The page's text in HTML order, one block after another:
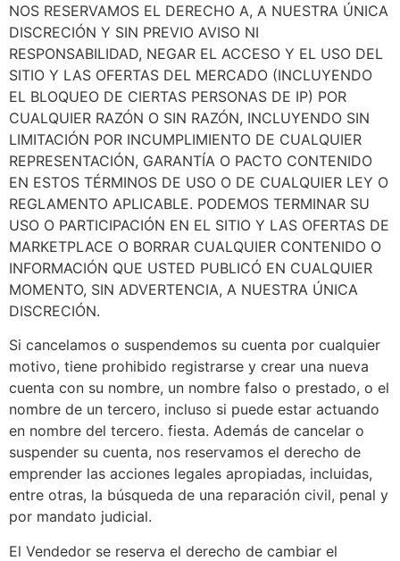
NOS RESERVAMOS EL DERECHO A, A NUESTRA ÚNICA
DISCRECIÓN Y SIN PREVIO AVISO NI
RESPONSABILIDAD, NEGAR EL ACCESO Y EL USO DEL
SITIO Y LAS OFERTAS DEL MERCADO (INCLUYENDO
EL BLOQUEO DE CIERTAS PERSONAS DE IP) POR
CUALQUIER RAZÓN O SIN RAZÓN, INCLUYENDO SIN
LIMITACIÓN POR INCUMPLIMIENTO DE CUALQUIER
REPRESENTACIÓN, GARANTÍA O PACTO CONTENIDO
EN ESTOS TÉRMINOS DE USO O DE CUALQUIER LEY O
REGLAMENTO APLICABLE. PODEMOS TERMINAR SU
USO O PARTICIPACIÓN EN EL SITIO Y LAS OFERTAS DE
MARKETPLACE O BORRAR CUALQUIER CONTENIDO O
INFORMACIÓN QUE USTED PUBLICÓ EN CUALQUIER
MOMENTO, SIN ADVERTENCIA, A NUESTRA ÚNICA
DISCRECIÓN.
Si cancelamos o suspendemos su cuenta por cualquier
motivo, tiene prohibido registrarse y crear una nueva
cuenta con su nombre, un nombre falso o prestado, o el
nombre de un tercero, incluso si puede estar actuando
en nombre del tercero. fiesta. Además de cancelar o
suspender su cuenta, nos reservamos el derecho de
emprender las acciones legales apropiadas, incluidas,
entre otras, la búsqueda de una reparación civil, penal y
por mandato judicial.
El Vendedor se reserva el derecho de cambiar el